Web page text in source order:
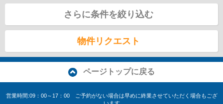
さらに条件を絞り込む
物件リクエスト
ページトップに戻る
営業時間:09：00～17：00 ご予約がない場合は早めに終業させていただく場合もござ